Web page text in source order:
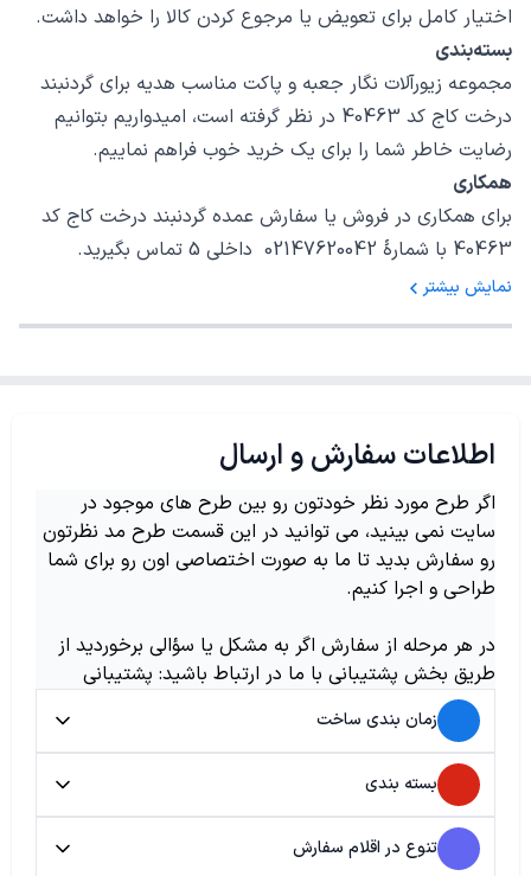
اختیار کامل برای تعویض یا مرجوع کردن کالا را خواهد داشت.
بسته‌بندی
مجموعه زیورآلات نگار جعبه و پاکت مناسب هدیه برای گردنبند
درخت کاج کد 40463 در نظر گرفته است، امیدواریم بتوانیم
رضایت خاطر شما را برای یک خرید خوب فراهم نماییم.
همکاری
برای همکاری در فروش یا سفارش عمده گردنبند درخت کاج کد
40463 با شمارهٔ 02147620042 داخلی 5 تماس بگیرید.
نمایش بیشتر
اطلاعات سفارش و ارسال
اگر طرح مورد نظر خودتون رو بین طرح های موجود در
سایت نمی بینید، می توانید در این قسمت طرح مد نظرتون
رو سفارش بدید تا ما به صورت اختصاصی اون رو برای شما
طراحی و اجرا کنیم.
در هر مرحله از سفارش اگر به مشکل یا سؤالی برخوردید از
طریق بخش پشتیبانی با ما در ارتباط باشید: پشتیبانی
زمان بندی ساخت
بسته بندی
تنوع در اقلام سفارش